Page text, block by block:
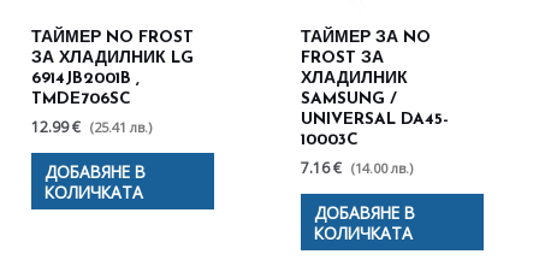
ТАЙМЕР NO FROST
ЗА ХЛАДИЛНИК LG
6914JB2001B ,
TMDE706SC
12.99 € (25.41 лв.)
ДОБАВЯНЕ В
КОЛИЧКАТА
ТАЙМЕР ЗА NO
FROST ЗА
ХЛАДИЛНИК
SAMSUNG /
UNIVERSAL DA45-
10003C
7.16 € (14.00 лв.)
ДОБАВЯНЕ В
КОЛИЧКАТА